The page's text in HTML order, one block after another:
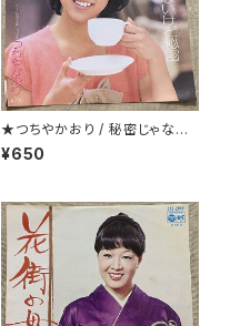
★つちやかおり / 秘密じゃない
けど秘密
¥650